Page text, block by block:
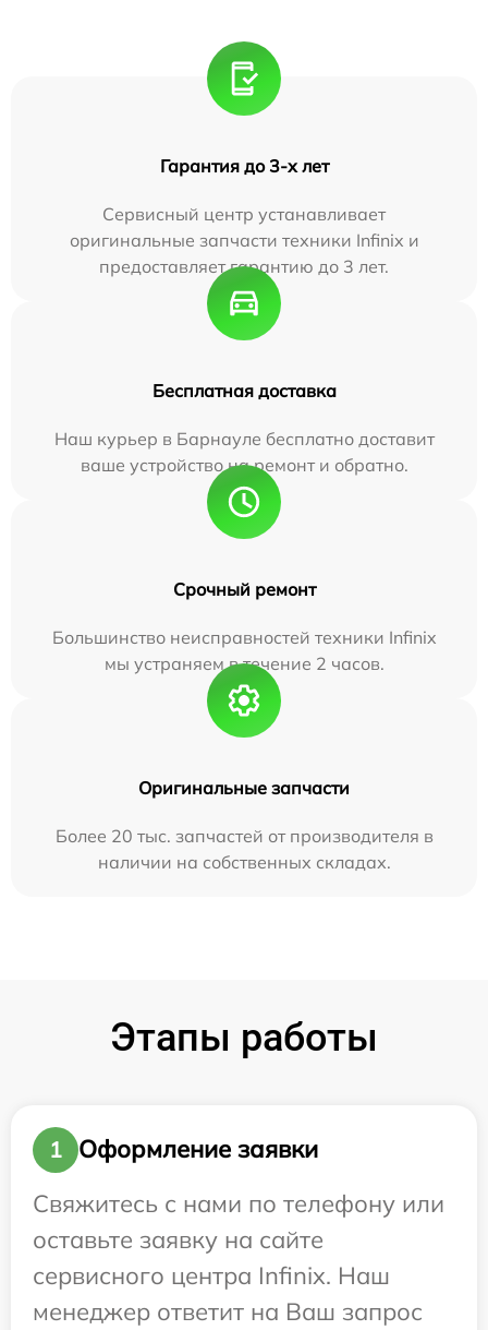
Гарантия до 3-х лет
Сервисный центр устанавливает
оригинальные запчасти техники Infinix и
предоставляет гарантию до 3 лет.
Бесплатная доставка
Наш курьер в Барнауле бесплатно доставит
ваше устройство на ремонт и обратно.
Срочный ремонт
Большинство неисправностей техники Infinix
мы устраняем в течение 2 часов.
Оригинальные запчасти
Более 20 тыс. запчастей от производителя в
наличии на собственных складах.
Этапы работы
1
Оформление заявки
Свяжитесь с нами по телефону или
оставьте заявку на сайте
сервисного центра Infinix. Наш
менеджер ответит на Ваш запрос